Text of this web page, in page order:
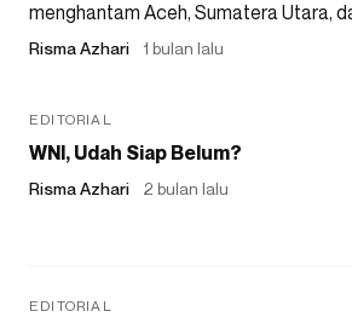
menghantam Aceh, Sumatera Utara,
Risma Azhari 1 bulan lalu
EDITORIAL
WNI, Udah Siap Belum?
Risma Azhari 2 bulan lalu
EDITORIAL